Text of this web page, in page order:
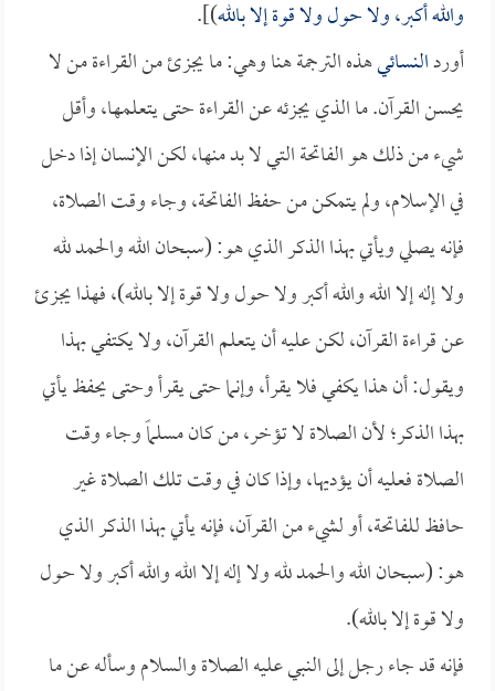
والله أكبر، ولا حول ولا قوة إلا بالله)].
أوردالنسائيهذه الترجمة هنا وهي: ما يجزئ من القراءة من لا
يحسن القرآن. ما الذي يجزئه عن القراءة حتى يتعلمها، وأقل
شيء من ذلك هو الفاتحة التي لا بد منها، لكن الإنسان إذا دخل
في الإسلام، ولم يتمكن من حفظ الفاتحة، وجاء وقت الصلاة،
فإنه يصلي ويأتي بهذا الذكر الذي هو: (سبحان الله والحمد لله
ولا إله إلا الله والله أكبر ولا حول ولا قوة إلا بالله)، فهذا يجزئ
عن قراءة القرآن، لكن عليه أن يتعلم القرآن، ولا يكتفي بهذا
ويقول: أن هذا يكفي فلا يقرأ، وإنما حتى يقرأ وحتى يحفظ يأتي
بهذا الذكر؛ لأن الصلاة لا تؤخر، من كان مسلماً وجاء وقت
الصلاة فعليه أن يؤديها، وإذا كان في وقت تلك الصلاة غير
حافظ للفاتحة، أو لشيء من القرآن، فإنه يأتي بهذا الذكر الذي
هو: (سبحان الله والحمد لله ولا إله إلا الله والله أكبر ولا حول
ولا قوة إلا بالله).
فإنه قد جاء رجل إلى النبي عليه الصلاة والسلام وسأله عن ما